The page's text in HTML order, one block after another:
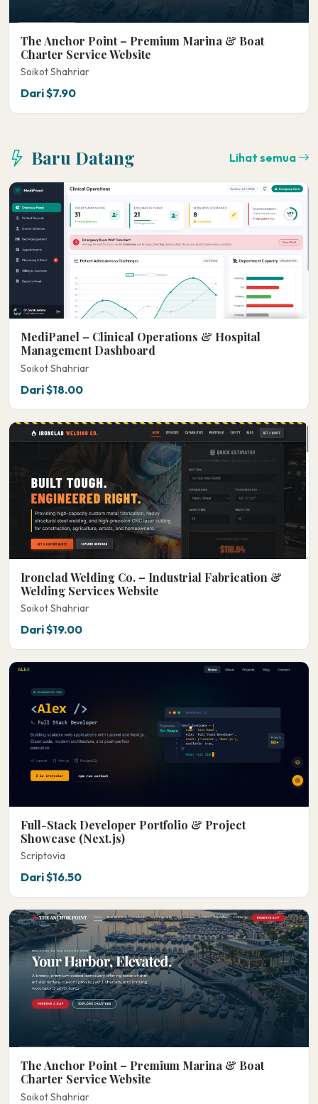
The Anchor Point – Premium Marina & Boat
Charter Service Website
Soikot Shahriar
Dari $7.90
Baru Datang Lihat semua
MediPanel – Clinical Operations & Hospital
Management Dashboard
Soikot Shahriar
Dari $18.00
Ironclad Welding Co. – Industrial Fabrication &
Welding Services Website
Soikot Shahriar
Dari $19.00
Full-Stack Developer Portfolio & Project
Showcase (Next.js)
Scriptovia
Dari $16.50
The Anchor Point – Premium Marina & Boat
Charter Service Website
Soikot Shahriar